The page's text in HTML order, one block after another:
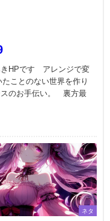
HPです アレンジで変
ことのない世界を作り
のお手伝い。 裏方最
ネタ